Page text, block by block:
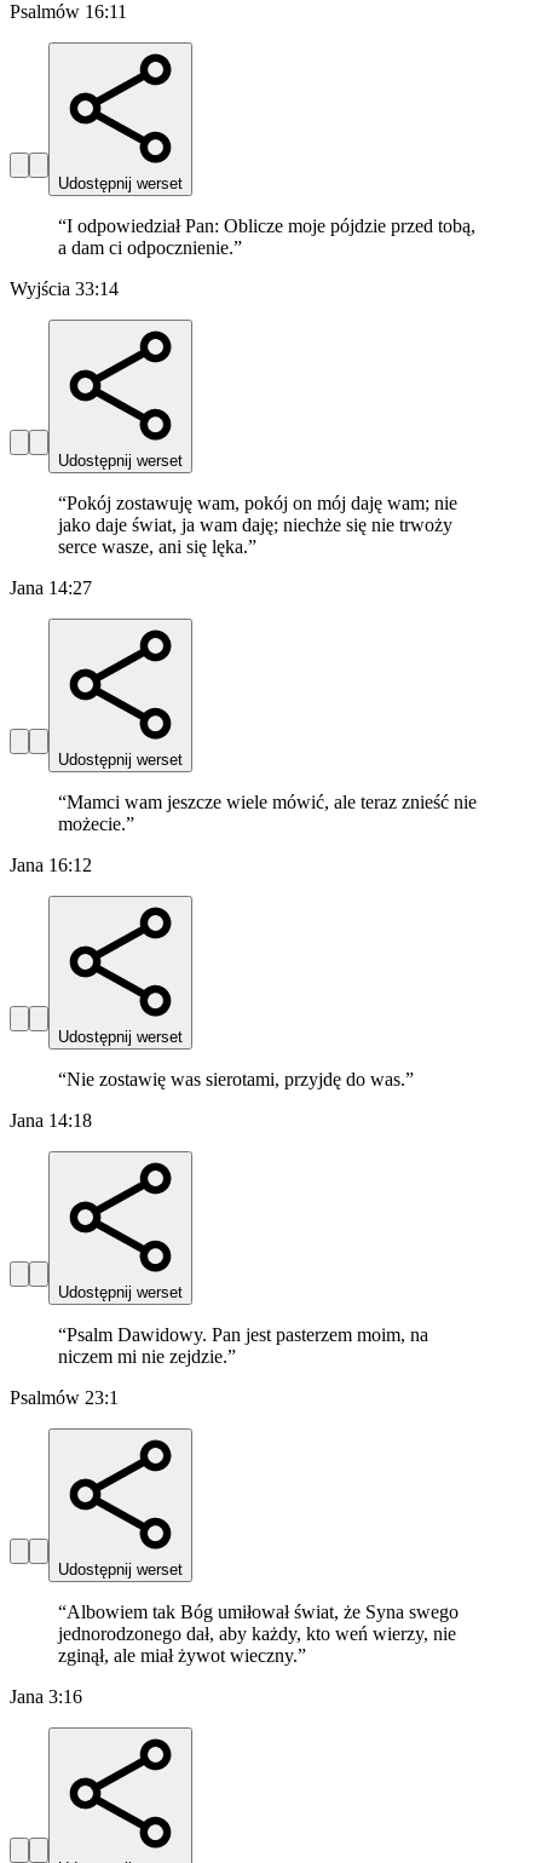
Psalmów 16:11
Udostępnij werset
“I odpowiedział Pan: Oblicze moje pójdzie przed tobą,
a dam ci odpocznienie.”
Wyjścia 33:14
Udostępnij werset
“Pokój zostawuję wam, pokój on mój daję wam; nie
jako daje świat, ja wam daję; niechże się nie trwoży
serce wasze, ani się lęka.”
Jana 14:27
Udostępnij werset
“Mamci wam jeszcze wiele mówić, ale teraz znieść nie
możecie.”
Jana 16:12
Udostępnij werset
“Nie zostawię was sierotami, przyjdę do was.”
Jana 14:18
Udostępnij werset
“Psalm Dawidowy. Pan jest pasterzem moim, na
niczem mi nie zejdzie.”
Psalmów 23:1
Udostępnij werset
“Albowiem tak Bóg umiłował świat, że Syna swego
jednorodzonego dał, aby każdy, kto weń wierzy, nie
zginął, ale miał żywot wieczny.”
Jana 3:16